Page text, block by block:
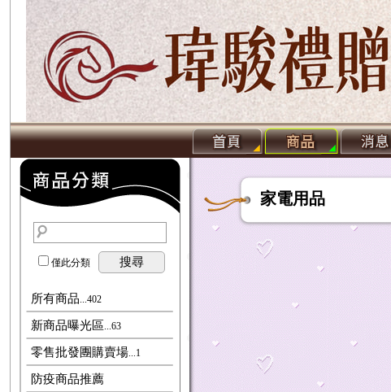
僅此分類 搜尋
所有商品...402
新商品曝光區...63
零售批發團購賣場...1
防疫商品推薦
家電用品